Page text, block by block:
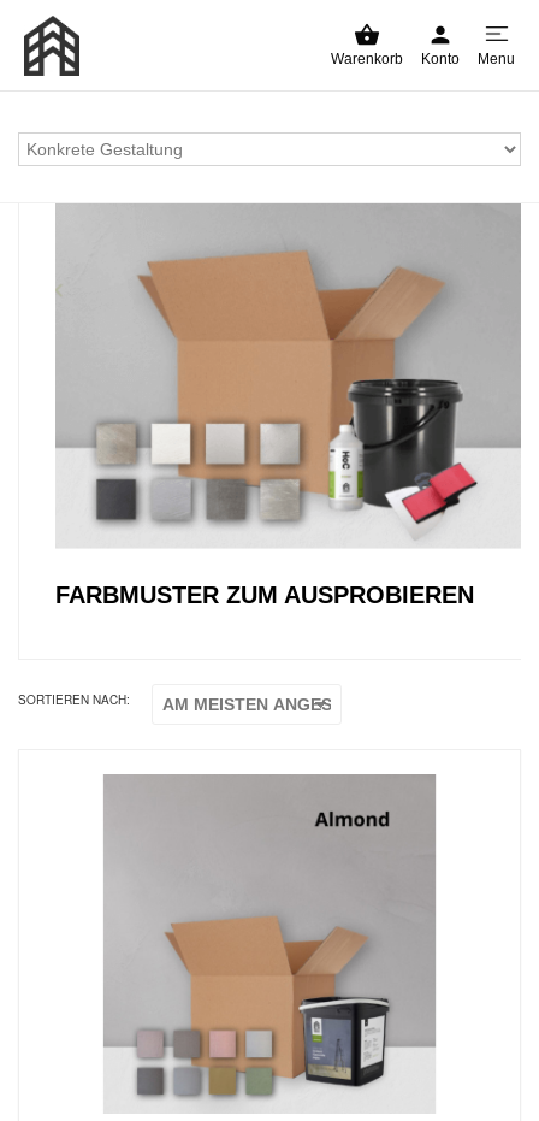
Warenkorb Konto Menu
FARBMUSTER ZUM AUSPROBIEREN
SORTIEREN NACH: